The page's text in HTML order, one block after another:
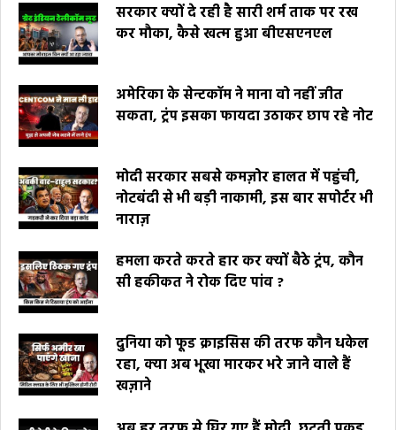
सरकार क्यों दे रही है सारी शर्म ताक पर रख
कर मौका, कैसे खत्म हुआ बीएसएनएल
अमेरिका के सेन्टकॉम ने माना वो नहीं जीत
सकता, ट्रंप इसका फायदा उठाकर छाप रहे नोट
मोदी सरकार सबसे कमज़ोर हालत में पहुंची,
नोटबंदी से भी बड़ी नाकामी, इस बार सपोर्टर भी
नाराज़
हमला करते करते हार कर क्यों बैठे ट्रंप, कौन
सी हकीकत ने रोक दिए पांव ?
दुनिया को फूड क्राइसिस की तरफ कौन धकेल
रहा, क्या अब भूखा मारकर भरे जाने वाले हैं
खज़ाने